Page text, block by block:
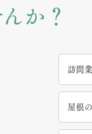
か？
訪問
屋根